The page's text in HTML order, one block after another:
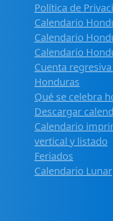
Política de
Calendario
Calendario
Calendario
Cuenta
Honduras
Qué se celebra
Descargar
Calendario
vertical y listado
Feriados
Calendario Lunar